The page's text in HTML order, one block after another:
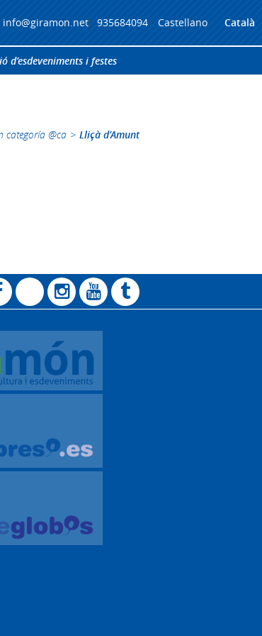
info@giramon.net| 935684094 Castellano Català
d’esdeveniments i festes
categoría @ca > Lliçà d’Amunt